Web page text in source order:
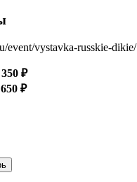
event/vystavka-russkie-dikie/
₽
₽